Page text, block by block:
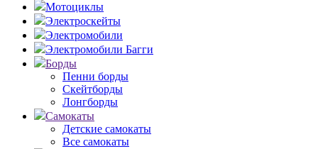
Мотоциклы
Электроскейты
Электромобили
Электромобили Багги
Борды
Пенни борды
Скейтборды
Лонгборды
Самокаты
Детские самокаты
Все самокаты